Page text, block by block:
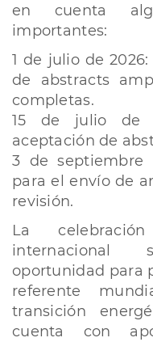
en cuenta
importantes:
1 de julio de
de abstracts
completas.
15 de julio de
aceptación de
3 de septiembre
para el envío de
revisión.
La
internacional
oportunidad para
referente
transición
cuenta con